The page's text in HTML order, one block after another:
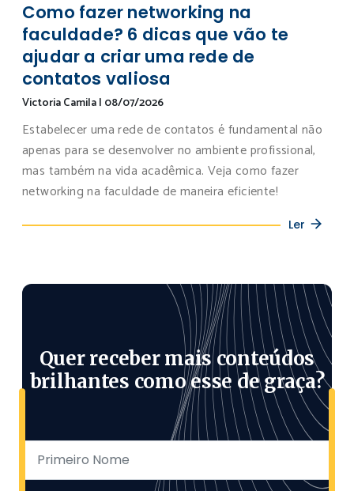
Como fazer networking na
faculdade? 6 dicas que vão te
ajudar a criar uma rede de
contatos valiosa
Victoria Camila| 08/07/2026
Estabelecer uma rede de contatos é fundamental não
apenas para se desenvolver no ambiente profissional,
mas também na vida acadêmica. Veja como fazer
networking na faculdade de maneira eficiente!
Ler
Quer receber mais conteúdos
brilhantes como esse de graça?